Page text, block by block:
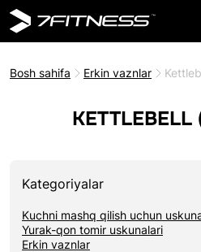
Bosh sahifa Erkin vaznlar
KETTLEBELL
Kategoriyalar
Kuchni mashq qilish uchun
Yurak-qon tomir uskunalari
Erkin vaznlar